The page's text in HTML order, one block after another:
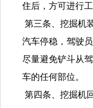
住后，方可进行
第三条、挖掘机
汽车停稳，驾驶
尽量避免铲斗从
车的任何部位。
第四条、挖掘机